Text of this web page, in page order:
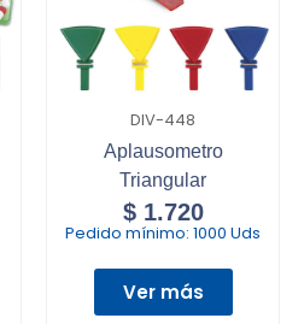
DIV-448
Aplausometro
Triangular
$1.720
Pedido mínimo: 1000 Uds
Ver más